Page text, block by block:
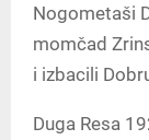
Nogometaši
momčad
i izbacili
Duga Resa